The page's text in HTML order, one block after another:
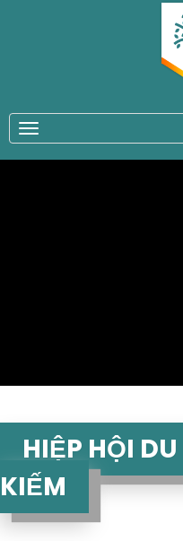
HIỆP HỘI
KIẾM